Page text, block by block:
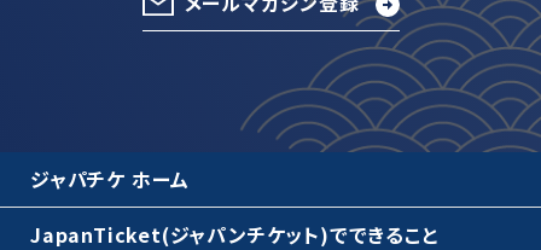
ジャパチケ ホーム
JapanTicket(ジャパンチケット)でできること